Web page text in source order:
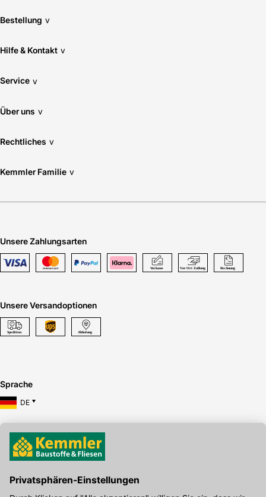
Bestellung v
Hilfe & Kontakt v
Service v
Über uns v
Rechtliches v
Kemmler Familie v
Unsere Zahlungsarten
Unsere Versandoptionen
Sprache
DE
Hier gibt's die kostenlose App